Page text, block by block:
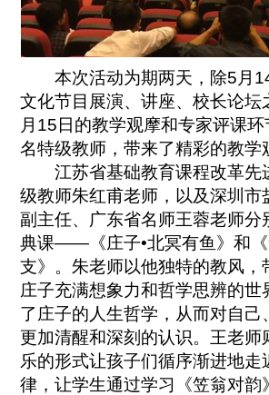
本次活动为期两天，除5月
文化节目展演、讲座、校长论坛
月15日的教学观摩和专家评课
名特级教师，带来了精彩的教学
江苏省基础教育课程改革先
级教师朱红甫老师，以及深圳市
副主任、广东省名师王蓉老师分
典课——《庄子•北冥有鱼》和《
支》。朱老师以他独特的教风，
庄子充满想象力和哲学思辨的世
了庄子的人生哲学，从而对自己
更加清醒和深刻的认识。王老师
乐的形式让孩子们循序渐进地走
律，让学生通过学习《笠翁对韵